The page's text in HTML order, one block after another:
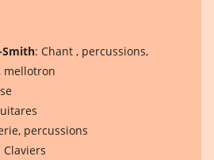
Smith: Chant , percussions,
mellotron
percussions
Claviers